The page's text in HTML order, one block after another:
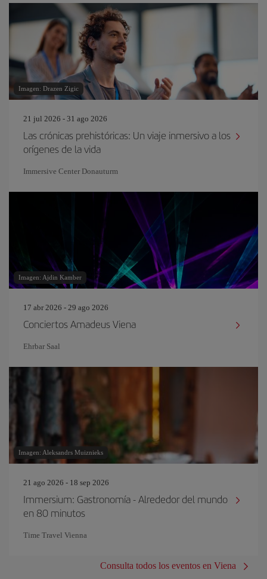
Imagen: Drazen Zigic
21 jul 2026 - 31 ago 2026
Las crónicas prehistóricas: Un viaje inmersivo a los
orígenes de la vida
Immersive Center Donauturm
Imagen: Ajdin Kamber
17 abr 2026 - 29 ago 2026
Conciertos Amadeus Viena
Ehrbar Saal
Imagen: Aleksandrs Muiznieks
21 ago 2026 - 18 sep 2026
Immersium: Gastronomía - Alrededor del mundo
en 80 minutos
Time Travel Vienna
Consulta todos los eventos en Viena